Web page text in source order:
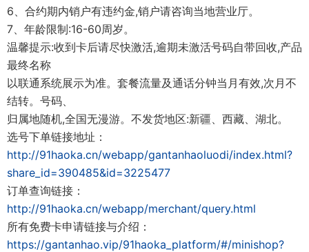
6、合约期内销户有违约金,销户请咨询当地营业厅。
7、年龄限制:16-60周岁。
温馨提示:收到卡后请尽快激活,逾期未激活号码自带回收,产品
最终名称
以联通系统展示为准。套餐流量及通话分钟当月有效,次月不
结转。号码、
归属地随机,全国无漫游。不发货地区:新疆、西藏、湖北。
选号下单链接地址：
http://91haoka.cn/webapp/gantanhaoluodi/index.html?
share_id=390485&id=3225477
订单查询链接：
http://91haoka.cn/webapp/merchant/query.html
所有免费卡申请链接与介绍：
https://gantanhao.vip/91haoka_platform/#/minishop?